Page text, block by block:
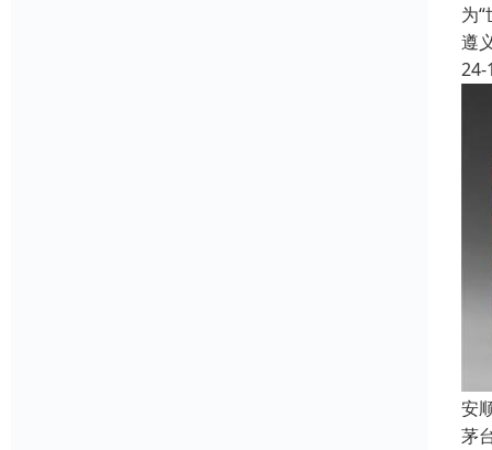
为
遵
24-
安
茅